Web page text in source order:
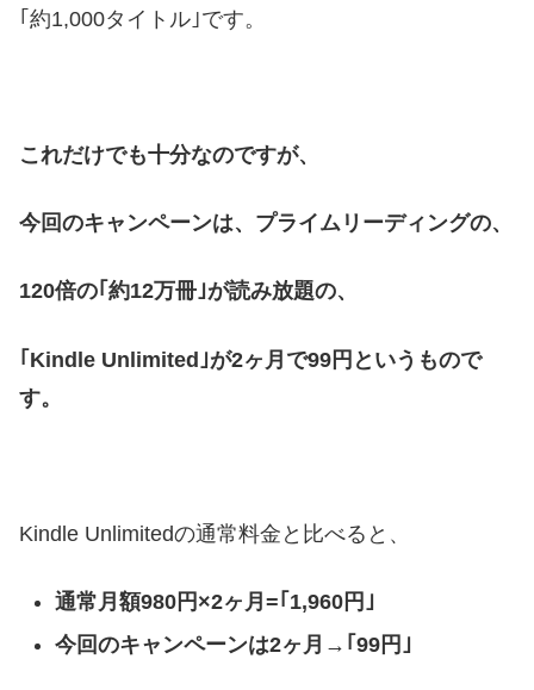
｢約1,000タイトル｣です。
これだけでも十分なのですが、
今回のキャンペーンは、プライムリーディングの、
120倍の｢約12万冊｣が読み放題の、
｢Kindle Unlimited｣が2ヶ月で99円というもので
す。
Kindle Unlimitedの通常料金と比べると、
通常月額980円×2ヶ月=｢1,960円｣
今回のキャンペーンは2ヶ月→｢99円｣